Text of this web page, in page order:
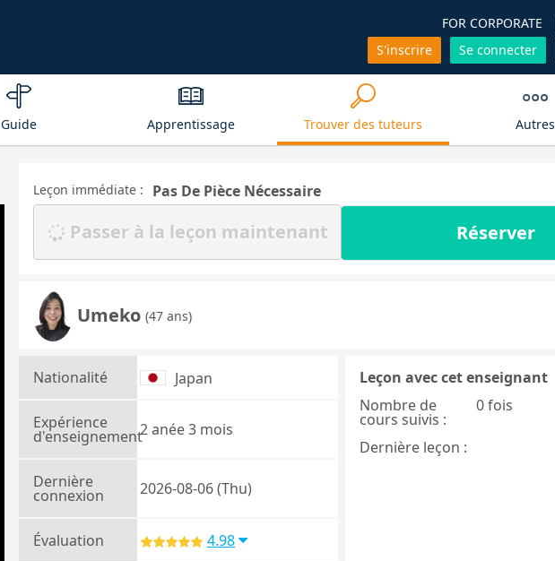
FOR CORPORATE
S'inscrire
Se connecter
Guide Apprentissage Trouver des tuteurs Autres
Leçon immédiate : Pas De Pièce Nécessaire
Passer à la leçon maintenant Réserver
Umeko (47 ans)
Nationalité Japan
Expérience
d'enseignement2 anée 3 mois
Dernière
connexion 2026-08-06 (Thu)
Évaluation 4.98
Leçon avec cet enseignant
Nombre de
cours suivis :
0 fois
Dernière leçon :